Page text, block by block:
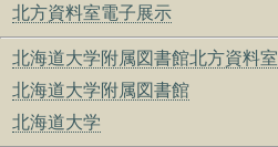
北方資料室電子展示
北海道大学附属図書館北方資料室
北海道大学附属図書館
北海道大学